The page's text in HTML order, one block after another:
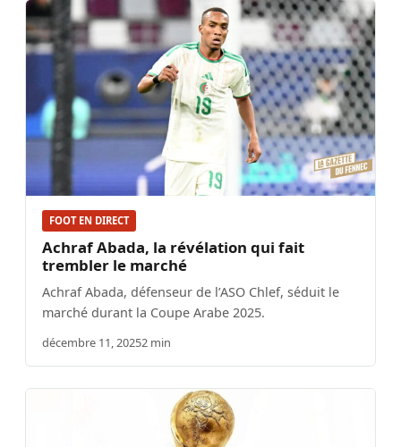
FOOT EN DIRECT
Achraf Abada, la révélation qui fait
trembler le marché
Achraf Abada, défenseur de l’ASO Chlef, séduit le
marché durant la Coupe Arabe 2025.
décembre 11, 20252 min